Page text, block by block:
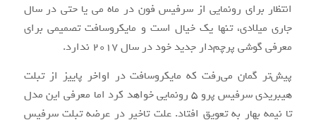
انتظار برای رونمایی از سرفیس فون در ماه می یا حتی در سال
جاری میلادی، تنها یک خیال است و مایکروسافت تصمیمی برای
معرفی گوشی پرچم‌دار جدید خود در سال ۲۰۱۷ ندارد.
پیش‌تر گمان می‌رفت که مایکروسافت در اواخر پاییز از تبلت
هیبریدی سرفیس پرو ۵ رونمایی خواهد کرد اما معرفی این مدل
تا نیمه بهار به تعویق افتاد. علت تاخیر در عرضه تبلت سرفیس